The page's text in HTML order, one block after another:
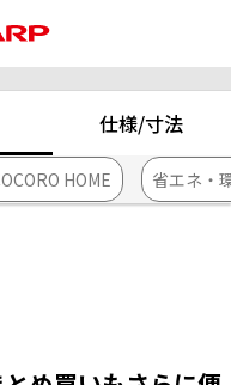
HOME 省エネ・
仕様/寸法